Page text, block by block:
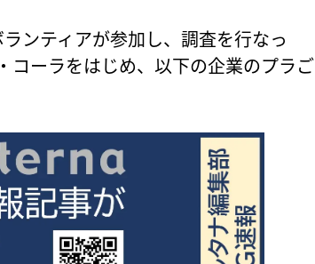
ンティアが参加し、調査を行なっ
コーラをはじめ、以下の企業のプラご